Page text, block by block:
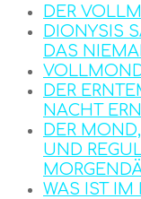
DER
DIONYSIS
DAS
DER
NACHT
DER
UND
WAS IST IM